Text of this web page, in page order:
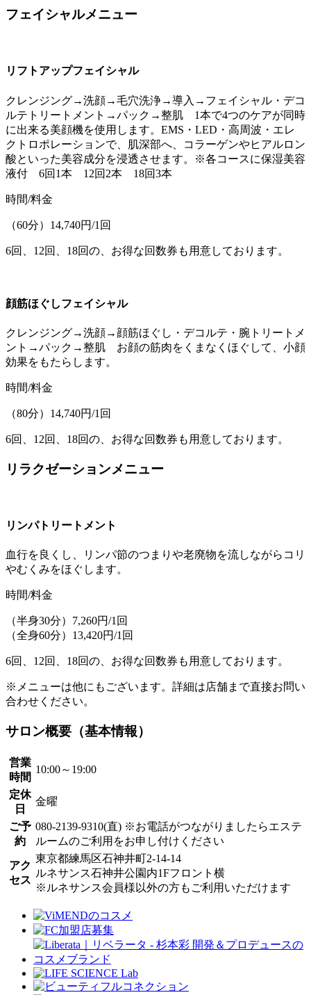
フェイシャルメニュー
リフトアップフェイシャル
クレンジング→洗顔→毛穴洗浄→導入→フェイシャル・デコ
ルテトリートメント→パック→整肌 1本で4つのケアが同時
に出来る美顔機を使用します。EMS・LED・高周波・エレ
クトロポレーションで、肌深部へ、コラーゲンやヒアルロン
酸といった美容成分を浸透させます。※各コースに保湿美容
液付 6回1本 12回2本 18回3本
時間/料金
（60分）14,740円/1回
6回、12回、18回の、お得な回数券も用意しております。
顔筋ほぐしフェイシャル
クレンジング→洗顔→顔筋ほぐし・デコルテ・腕トリートメ
ント→パック→整肌 お顔の筋肉をくまなくほぐして、小顔
効果をもたらします。
時間/料金
（80分）14,740円/1回
6回、12回、18回の、お得な回数券も用意しております。
リラクゼーションメニュー
リンパトリートメント
血行を良くし、リンパ節のつまりや老廃物を流しながらコリ
やむくみをほぐします。
時間/料金
（半身30分）7,260円/1回
（全身60分）13,420円/1回
6回、12回、18回の、お得な回数券も用意しております。
※メニューは他にもございます。詳細は店舗まで直接お問い
合わせください。
サロン概要（基本情報）
営業
時間
10:00～19:00
定休
日
金曜
ご予
約
080-2139-9310(直) ※お電話がつながりましたらエステ
ルームのご利用をお申し付けください
アク
セス
東京都練馬区石神井町2-14-14
ルネサンス石神井公園内1Fフロント横
※ルネサンス会員様以外の方もご利用いただけます